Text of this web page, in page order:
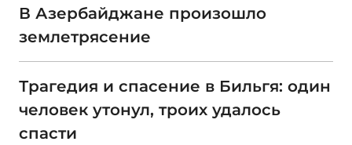
В Азербайджане произошло
землетрясение
Трагедия и спасение в Бильгя: один
человек утонул, троих удалось
спасти